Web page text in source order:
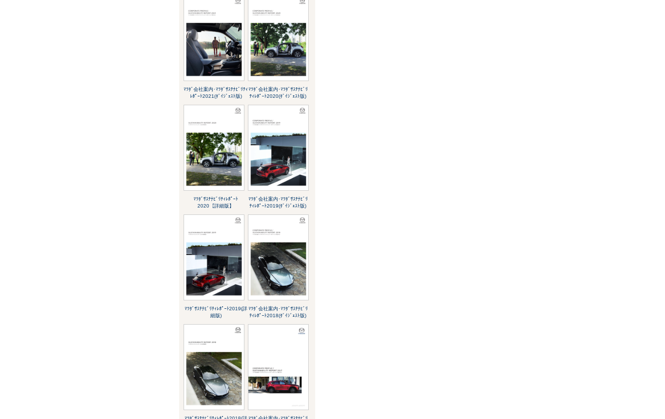
ﾏﾂﾀﾞ会社案内･ﾏﾂﾀﾞｻｽﾃﾅﾋﾞﾘﾃｨ
ﾚﾎﾟｰﾄ2021(ﾀﾞｲｼﾞｪｽﾄ版)
ﾏﾂﾀﾞ会社案内･ﾏﾂﾀﾞｻｽﾃﾅﾋﾞﾘ
ﾃｨﾚﾎﾟｰﾄ2020(ﾀﾞｲｼﾞｪｽﾄ版)
ﾏﾂﾀﾞｻｽﾃﾅﾋﾞﾘﾃｨﾚﾎﾟｰﾄ
2020【詳細版】
ﾏﾂﾀﾞ会社案内･ﾏﾂﾀﾞｻｽﾃﾅﾋﾞﾘ
ﾃｨﾚﾎﾟｰﾄ2019(ﾀﾞｲｼﾞｪｽﾄ版)
ﾏﾂﾀﾞｻｽﾃﾅﾋﾞﾘﾃｨﾚﾎﾟｰﾄ2019(詳
細版)
ﾏﾂﾀﾞ会社案内･ﾏﾂﾀﾞｻｽﾃﾅﾋﾞﾘ
ﾃｨﾚﾎﾟｰﾄ2018(ﾀﾞｲｼﾞｪｽﾄ版)